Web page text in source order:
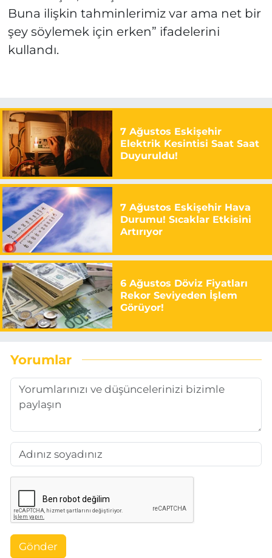
Buna ilişkin tahminlerimiz var ama net bir
şey söylemek için erken” ifadelerini
kullandı.
7 Ağustos Eskişehir
Elektrik Kesintisi Saat Saat
Duyuruldu!
7 Ağustos Eskişehir Hava
Durumu! Sıcaklar Etkisini
Artırıyor
6 Ağustos Döviz Fiyatları
Rekor Seviyeden İşlem
Görüyor!
Yorumlar
Gönder